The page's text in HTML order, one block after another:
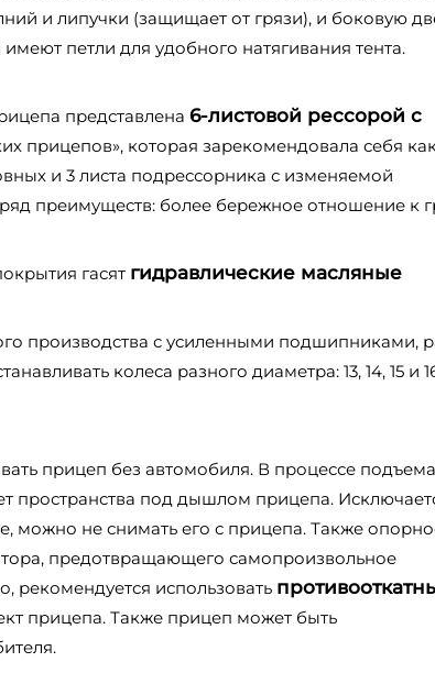
и липучки (защищает от грязи), и боковую
петли для удобного натягивания тента.
представлена 6-листовой рессорой с
прицепов», которая зарекомендовала себя
и 3 листа подрессорника с изменяемой
преимуществ: более бережное отношение к
гасят гидравлические масляные
производства с усиленными подшипниками,
колеса разного диаметра: 13, 14, 15 и
прицеп без автомобиля. В процессе подъема
пространства под дышлом прицепа.
можно не снимать его с прицепа. Также
предотвращающего самопроизвольное
рекомендуется использовать
прицепа. Также прицеп может быть